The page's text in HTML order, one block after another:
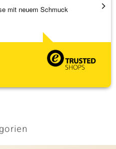
mit neuem Schmuck